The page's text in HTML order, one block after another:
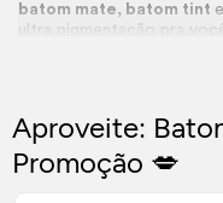
batom mate, batom tint e
ultra pigmentação pra
Aproveite:
Promoção 💋